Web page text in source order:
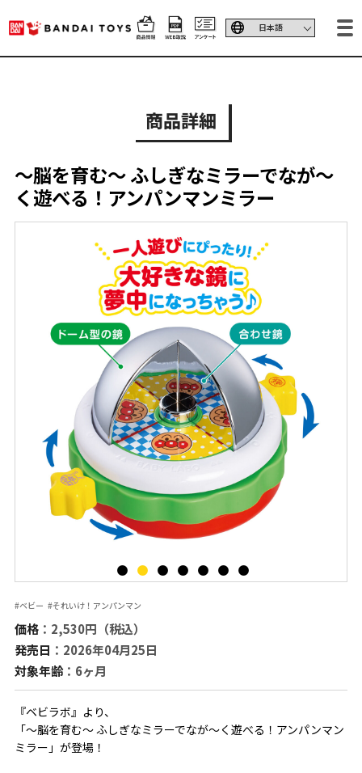
商品詳細
～脳を育む～ ふしぎなミラーでなが～
く遊べる！アンパンマンミラー
#ベビー #それいけ！アンパンマン
価格：2,530円（税込）
発売日 ：2026年04月25日
対象年齢：6ヶ月
『ベビラボ』より、
「～脳を育む～ ふしぎなミラーでなが～く遊べる！アンパンマン
ミラー」が登場！